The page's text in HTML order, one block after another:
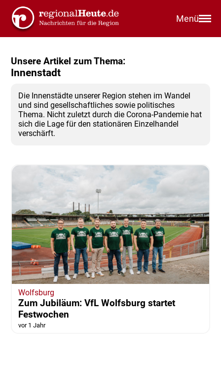
Menü
Unsere Artikel zum Thema:
Innenstadt
Die Innenstädte unserer Region stehen im Wandel
und sind gesellschaftliches sowie politisches
Thema. Nicht zuletzt durch die Corona-Pandemie hat
sich die Lage für den stationären Einzelhandel
verschärft.
Wolfsburg
Zum Jubiläum: VfL Wolfsburg startet
Festwochen
vor 1 Jahr